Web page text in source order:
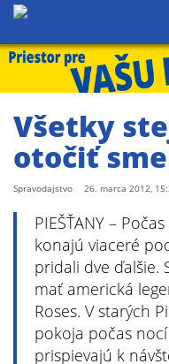
Všetky
otočiť
Spravodajstvo 26. marca 2012,
PIEŠŤANY –
konajú viaceré
pridali dve ďalšie.
mať americká
Roses. V starých
pokoja počas
prispievajú k